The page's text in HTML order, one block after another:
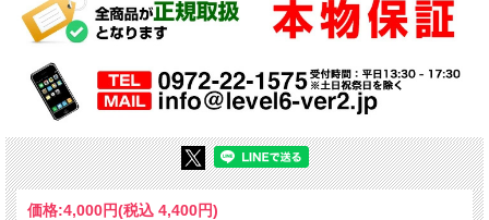
価格:4,000円(税込 4,400円)